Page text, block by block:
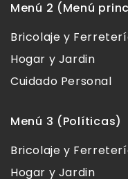
Menú 2 (Menú
Bricolaje y
Hogar y Jardin
Cuidado Personal
Menú 3 (Políticas)
Bricolaje y
Hogar y Jardin